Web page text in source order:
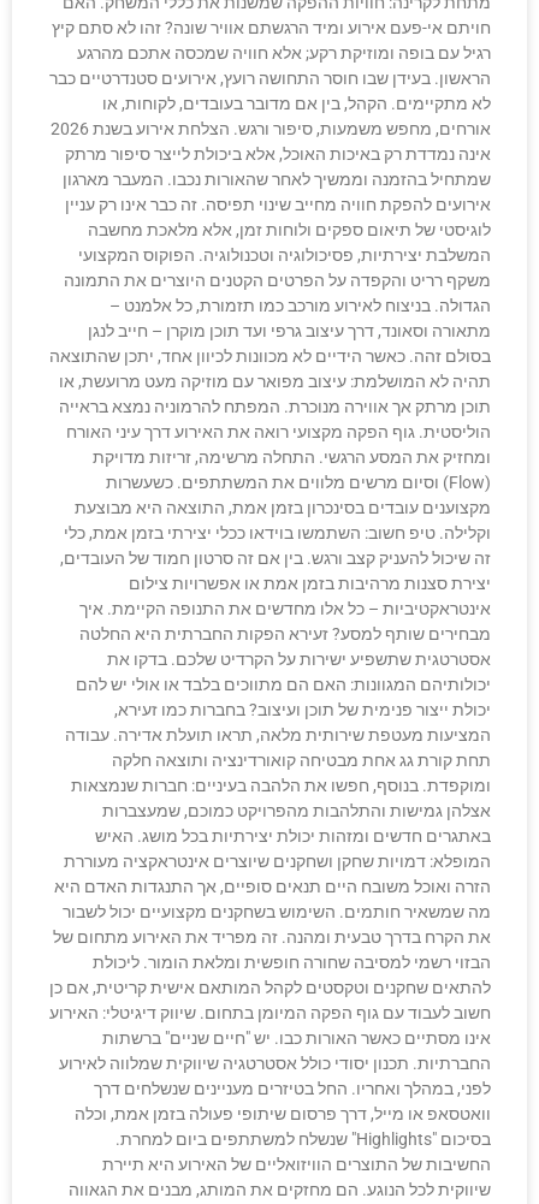
חויתם אי-פעם אירוע ומיד הרגשתם אוויר שונה? זהו לא סתם קיץ
רגיל עם בופה ומוזיקת רקע; אלא חוויה שמכסה אתכם מהרגע
הראשון. בעידן שבו חוסר התחושה רועץ, אירועים סטנדרטיים כבר
לא מתקיימים. הקהל, בין אם מדובר בעובדים, לקוחות, או
אורחים, מחפש משמעות, סיפור ורגש. הצלחת אירוע בשנת 2026
אינה נמדדת רק באיכות האוכל, אלא ביכולת לייצר סיפור מרתק
שמתחיל בהזמנה וממשיך לאחר שהאורות נכבו. המעבר מארגון
אירועים להפקת חוויה מחייב שינוי תפיסה. זה כבר אינו רק עניין
לוגיסטי של תיאום ספקים ולוחות זמן, אלא מלאכת מחשבה
המשלבת יצירתיות, פסיכולוגיה וטכנולוגיה. הפוקוס המקצועי
משקף רריט והקפדה על הפרטים הקטנים היוצרים את התמונה
הגדולה. בניצוח לאירוע מורכב כמו תזמורת, כל אלמנט –
מתאורה וסאונד, דרך עיצוב גרפי ועד תוכן מוקרן – חייב לנגן
בסולם זהה. כאשר הידיים לא מכוונות לכיוון אחד, יתכן שהתוצאה
תהיה לא המושלמת: עיצוב מפואר עם מוזיקה מעט מרועשת, או
תוכן מרתק אך אווירה מנוכרת. המפתח להרמוניה נמצא בראייה
הוליסטית. גוף הפקה מקצועי רואה את האירוע דרך עיני האורח
ומחזיק את המסע הרגשי. התחלה מרשימה, זריזות מדויקת
(Flow) וסיום מרשים מלווים את המשתתפים. כשעשרות
מקצוענים עובדים בסינכרון בזמן אמת, התוצאה היא מבוצעת
וקלילה. טיפ חשוב: השתמשו בוידאו ככלי יצירתי בזמן אמת, כלי
זה שיכול להעניק קצב ורגש. בין אם זה סרטון חמוד של העובדים,
יצירת סצנות מרהיבות בזמן אמת או אפשרויות צילום
אינטראקטיביות – כל אלו מחדשים את התנופה הקיימת. איך
מבחירים שותף למסע? זעירא הפקות החברתית היא החלטה
אסטרטגית שתשפיע ישירות על הקרדיט שלכם. בדקו את
יכולותיהם המגוונות: האם הם מתווכים בלבד או אולי יש להם
יכולת ייצור פנימית של תוכן ועיצוב? בחברות כמו זעירא,
המציעות מעטפת שירותית מלאה, תראו תועלת אדירה. עבודה
תחת קורת גג אחת מבטיחה קואורדינציה ותוצאה חלקה
ומוקפדת. בנוסף, חפשו את הלהבה בעיניים: חברות שנמצאות
אצלהן גמישות והתלהבות מהפרויקט כמוכם, שמעצברות
באתגרים חדשים ומזהות יכולת יצירתיות בכל מושג. האיש
המופלא: דמויות שחקן ושחקנים שיוצרים אינטראקציה מעוררת
הזרה ואוכל משובח היים תנאים סופיים, אך התנגדות האדם היא
מה שמשאיר חותמים. השימוש בשחקנים מקצועיים יכול לשבור
את הקרח בדרך טבעית ומהנה. זה מפריד את האירוע מתחום של
הבזוי רשמי למסיבה שחורה חופשית ומלאת הומור. ליכולת
להתאים שחקנים וטקסטים לקהל המותאם אישית קריטית, אם כן
חשוב לעבוד עם גוף הפקה המיומן בתחום. שיווק דיגיטלי: האירוע
אינו מסתיים כאשר האורות כבו. יש "חיים שניים" ברשתות
החברתיות. תכנון יסודי כולל אסטרטגיה שיווקית שמלווה לאירוע
לפני, במהלך ואחריו. החל בטיזרים מעניינים שנשלחים דרך
וואטסאפ או מייל, דרך פרסום שיתופי פעולה בזמן אמת, וכלה
בסיכום "Highlights" שנשלח למשתתפים ביום למחרת.
החשיבות של התוצרים הוויזואליים של האירוע היא תיירת
שיווקית לכל הנוגע. הם מחזקים את המותג, מבנים את הגאווה